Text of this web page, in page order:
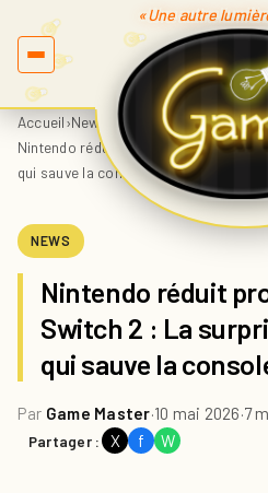
«Une autre
Accueil›News
Nintendo réduit production de la
qui sauve la console
NEWS
Nintendo réduit
Switch 2 : La
qui sauve la
Par Game Master·10 mai 2026·7
Partager : X f W